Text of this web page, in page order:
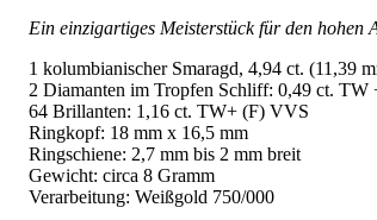
Ein einzigartiges Meisterstück für den hohen
1 kolumbianischer Smaragd, 4,94 ct. (11,39
2 Diamanten im Tropfen Schliff: 0,49 ct. TW
64 Brillanten: 1,16 ct. TW+ (F) VVS
Ringkopf: 18 mm x 16,5 mm
Ringschiene: 2,7 mm bis 2 mm breit
Gewicht: circa 8 Gramm
Verarbeitung: Weißgold 750/000